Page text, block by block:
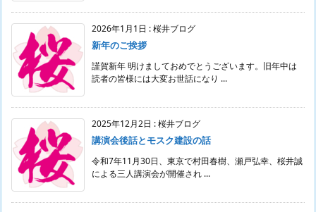
2026年1月1日 :桜井ブログ
新年のご挨拶
謹賀新年 明けましておめでとうございます。旧年中は
読者の皆様には大変お世話になり ...
2025年12月2日 :桜井ブログ
講演会後話とモスク建設の話
令和7年11月30日、東京で村田春樹、瀬戸弘幸、桜井誠
による三人講演会が開催され ...